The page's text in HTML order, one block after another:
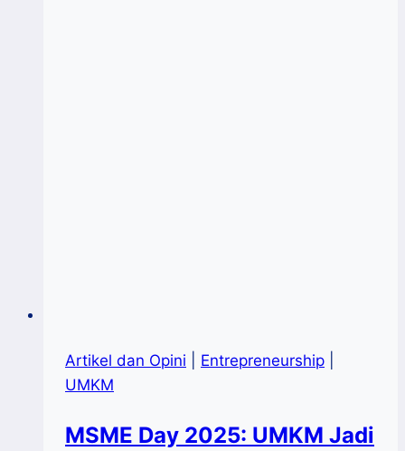
Artikel dan Opini Entrepreneurship
UMKM
MSME Day 2025: UMKM Jadi